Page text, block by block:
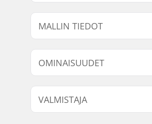
MALLIN TIEDOT
7/8"
OMINAISUUDET
Kpl per paketti:
VALMISTAJA